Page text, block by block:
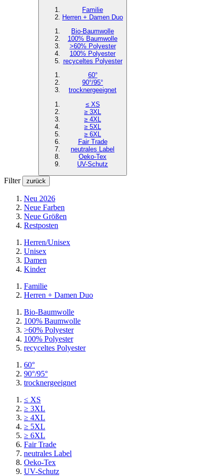
Familie
Herren + Damen Duo
Bio-Baumwolle
100% Baumwolle
>60% Polyester
100% Polyester
recyceltes Polyester
60°
90°/95°
trocknergeeignet
≤ XS
≥ 3XL
≥ 4XL
≥ 5XL
≥ 6XL
Fair Trade
neutrales Label
Oeko-Tex
UV-Schutz
Filter zurück
Neu 2026
Neue Farben
Neue Größen
Restposten
Herren/Unisex
Unisex
Damen
Kinder
Familie
Herren + Damen Duo
Bio-Baumwolle
100% Baumwolle
>60% Polyester
100% Polyester
recyceltes Polyester
60°
90°/95°
trocknergeeignet
≤ XS
≥ 3XL
≥ 4XL
≥ 5XL
≥ 6XL
Fair Trade
neutrales Label
Oeko-Tex
UV-Schutz